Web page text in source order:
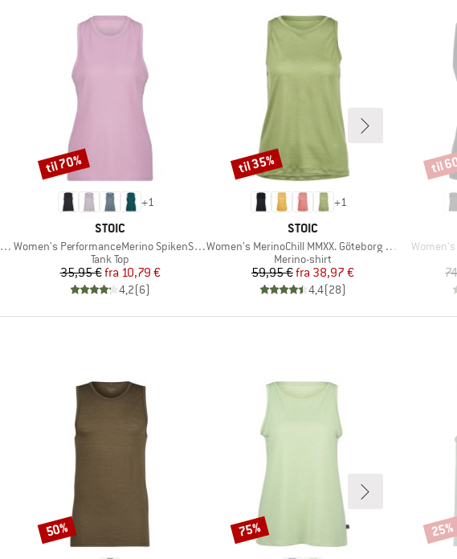
+1
MÆRKE
STOIC
Artikel
Women's PerformanceMerino SpikenSt. Tank
Produktgruppe
Tank Top
Pris
35,95 € Nedsat pris
fra 10,79 €
4,2(6)
Rabat
til 70%
+1
MÆRKE
STOIC
Artikel
Women's MerinoChill MMXX. Göteborg Tank
Produktgruppe
Merino-shirt
Pris
59,95 € Nedsat pris
fra 38,97 €
4,4(28)
Rabat
til 35%
Artikel
Women's
Rabat
til
Rabat
50% Rabat
75% Rabat
25%